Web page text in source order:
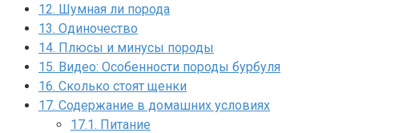
12. Шумная ли порода
13. Одиночество
14. Плюсы и минусы породы
15. Видео: Особенности породы бурбуля
16. Сколько стоят щенки
17. Содержание в домашних условиях
17.1. Питание